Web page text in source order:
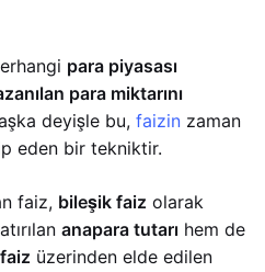
para piyasası
para miktarını
deyişle bu, faizin zaman
eden bir tekniktir.
faiz, bileşik faiz olarak
anapara tutarı hem de
üzerinden elde edilen